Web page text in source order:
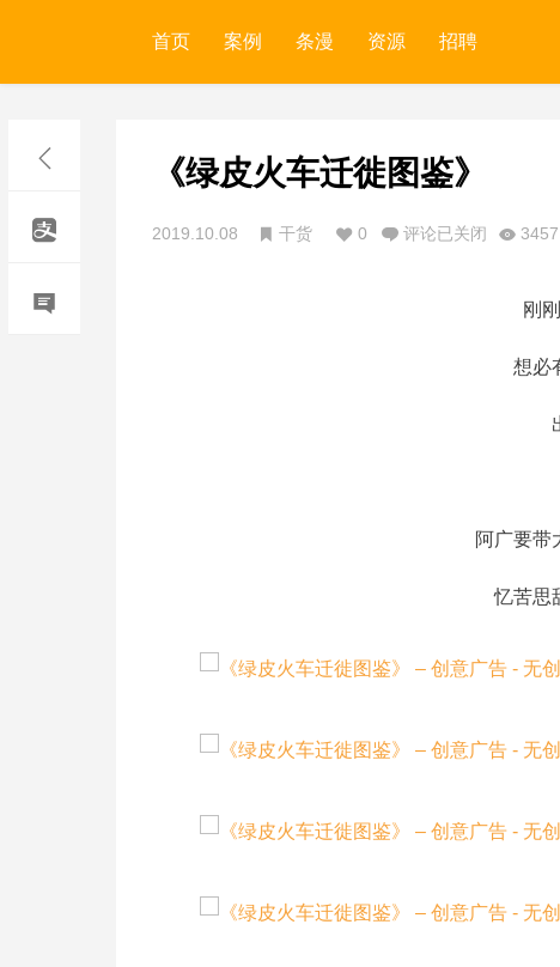
首页 案例 条漫 资源 招聘
《绿皮火车迁徙图鉴》
2019.10.08 干货 0 评论已关闭 3457
刚
想必
阿广要带
忆苦思